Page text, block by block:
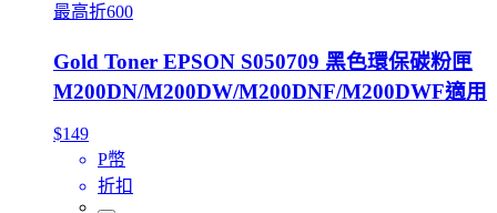
最高折600
Gold Toner EPSON S050709 黑色環保碳粉匣
M200DN/M200DW/M200DNF/M200DWF適用
$149
P幣
折扣